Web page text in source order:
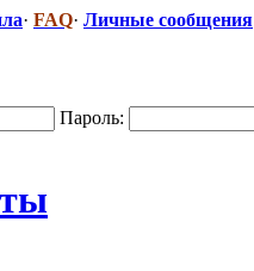
· FAQ· Личные сообщения
Пароль: